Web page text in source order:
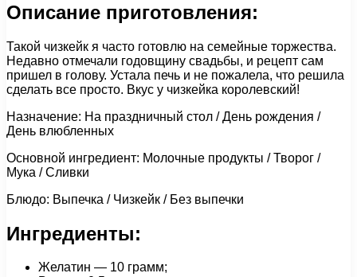
Описание приготовления:
Такой чизкейк я часто готовлю на семейные торжества.
Недавно отмечали годовщину свадьбы, и рецепт сам
пришел в голову. Устала печь и не пожалела, что решила
сделать все просто. Вкус у чизкейка королевский!
Назначение: На праздничный стол / День рождения /
День влюбленных
Основной ингредиент: Молочные продукты / Творог /
Мука / Сливки
Блюдо: Выпечка / Чизкейк / Без выпечки
Ингредиенты:
Желатин — 10 грамм;